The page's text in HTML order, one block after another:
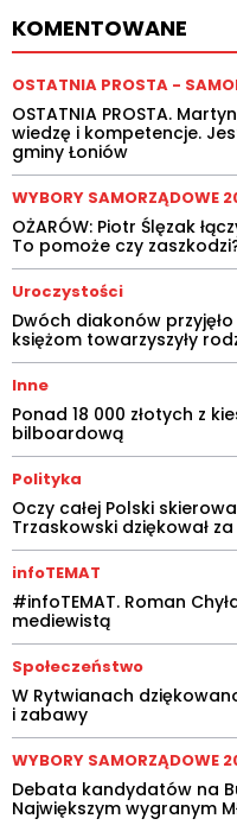
KOMENTOWANE
OSTATNIA PROSTA -
OSTATNIA PROSTA.
wiedzę i kompetencje.
gminy Łoniów
WYBORY SAMORZĄDOWE
OŻARÓW: Piotr Ślęzak
To pomoże czy
Uroczystości
Dwóch diakonów
księżom towarzyszyły
Inne
Ponad 18 000 złotych z
bilboardową
Polityka
Oczy całej Polski
Trzaskowski dziękował
infoTEMAT
#infoTEMAT. Roman
mediewistą
Społeczeństwo
W Rytwianach
i zabawy
WYBORY SAMORZĄDOWE
Debata kandydatów na
Największym wygranym